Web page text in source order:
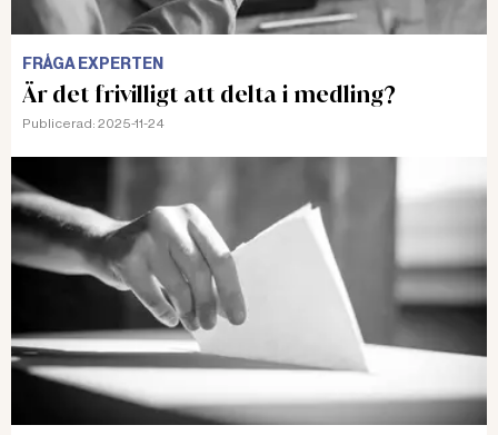
FRÅGA EXPERTEN
Är det frivilligt att delta i medling?
Publicerad: 2025-11-24